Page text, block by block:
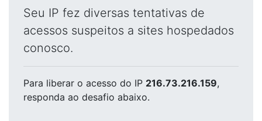
Seu IP fez diversas tentativas de
acessos suspeitos a sites hospedados
conosco.
Para liberar o acesso do IP 216.73.216.159,
responda ao desafio abaixo.